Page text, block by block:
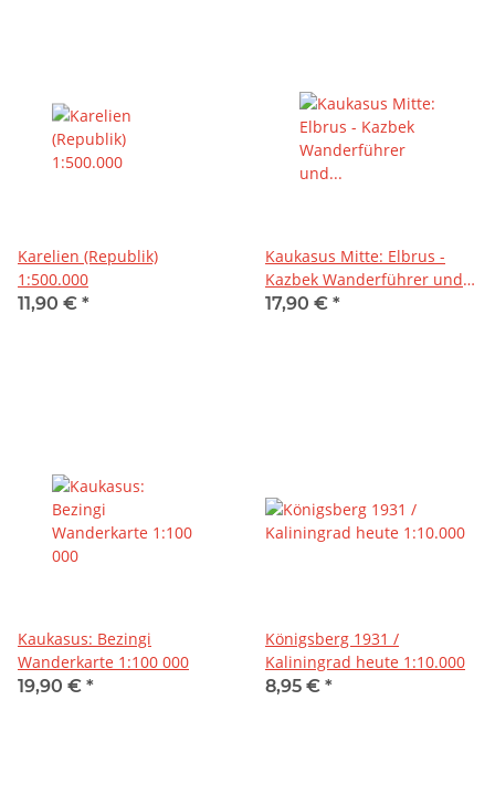
Karelien (Republik)
1:500.000
11,90 € *
Kaukasus Mitte: Elbrus -
Kazbek Wanderführer und
Wanderkarte
17,90 € *
Kaukasus: Bezingi
Wanderkarte 1:100 000
19,90 € *
Königsberg 1931 /
Kaliningrad heute 1:10.000
8,95 € *